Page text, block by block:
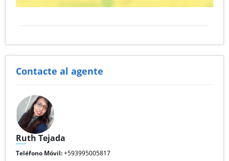
Contacte al agente
Ruth Tejada
Teléfono Móvil:+593995005817